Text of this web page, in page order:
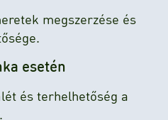
megszerzése és
esetén
és terhelhetőség a